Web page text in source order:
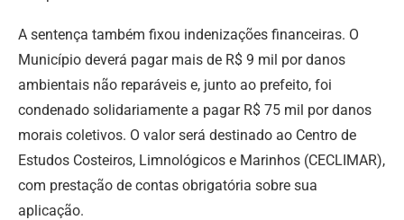
A sentença também fixou indenizações financeiras. O
Município deverá pagar mais de R$ 9 mil por danos
ambientais não reparáveis e, junto ao prefeito, foi
condenado solidariamente a pagar R$ 75 mil por danos
morais coletivos. O valor será destinado ao Centro de
Estudos Costeiros, Limnológicos e Marinhos (CECLIMAR),
com prestação de contas obrigatória sobre sua
aplicação.